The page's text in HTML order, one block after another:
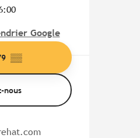
Google
▒▒
nous